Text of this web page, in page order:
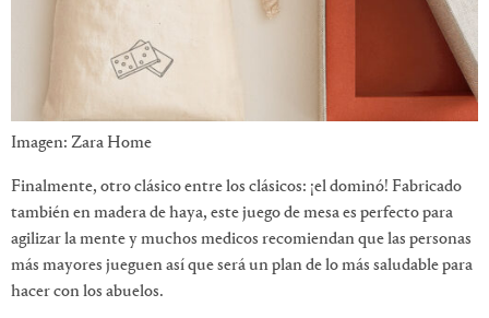
Imagen: Zara Home
Finalmente, otro clásico entre los clásicos: ¡el dominó! Fabricado
también en madera de haya, este juego de mesa es perfecto para
agilizar la mente y muchos medicos recomiendan que las personas
más mayores jueguen así que será un plan de lo más saludable para
hacer con los abuelos.